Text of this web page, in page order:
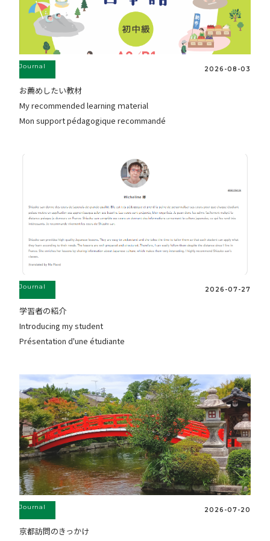
Journal 2026-08-03
お薦めしたい教材
My recommended learning ｍaterial
Mon support pédagogique recommandé
Journal 2026-07-27
学習者の紹介
Introducing my student
Présentation d'une étudiante
Journal 2026-07-20
京都訪問のきっかけ